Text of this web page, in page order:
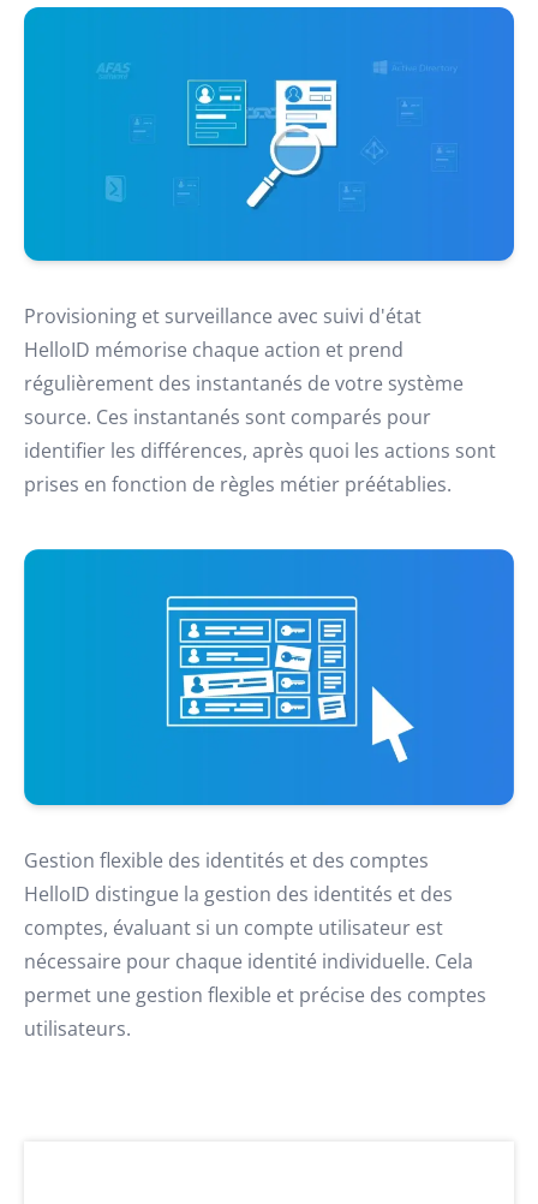
Provisioning et surveillance avec suivi d'état
HelloID mémorise chaque action et prend
régulièrement des instantanés de votre système
source. Ces instantanés sont comparés pour
identifier les différences, après quoi les actions sont
prises en fonction de règles métier préétablies.
Gestion flexible des identités et des comptes
HelloID distingue la gestion des identités et des
comptes, évaluant si un compte utilisateur est
nécessaire pour chaque identité individuelle. Cela
permet une gestion flexible et précise des comptes
utilisateurs.